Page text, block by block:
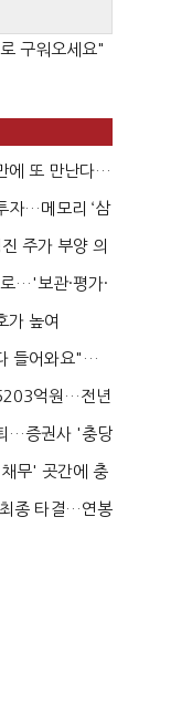
구워오세요"
에 또 만난다…
자…메모리 ‘삼
주가 부양 의
…'보관·평가·
가 높여
들어와요"…
억원…전년
…증권사 '충당
무' 곳간에 충
종 타결…연봉